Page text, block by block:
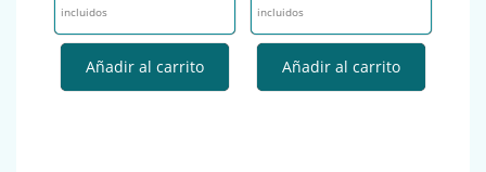
incluidos
Añadir al carrito
incluidos
Añadir al carrito